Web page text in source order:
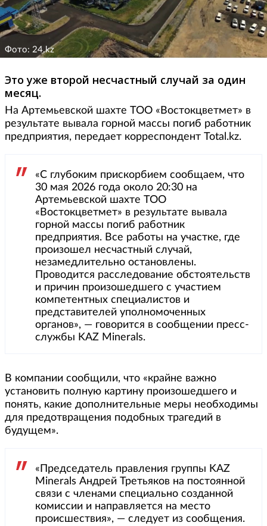
Фото: 24.kz
Это уже второй несчастный случай за один
месяц.
На Артемьевской шахте ТОО «Востокцветмет» в
результате вывала горной массы погиб работник
предприятия, передает корреспондент Total.kz.
«С глубоким прискорбием сообщаем, что
30 мая 2026 года около 20:30 на
Артемьевской шахте ТОО
«Востокцветмет» в результате вывала
горной массы погиб работник
предприятия. Все работы на участке, где
произошел несчастный случай,
незамедлительно остановлены.
Проводится расследование обстоятельств
и причин произошедшего с участием
компетентных специалистов и
представителей уполномоченных
органов», — говорится в сообщении пресс-
службы KAZ Minerals.
В компании сообщили, что «крайне важно
установить полную картину произошедшего и
понять, какие дополнительные меры необходимы
для предотвращения подобных трагедий в
будущем».
«Председатель правления группы KAZ
Minerals Андрей Третьяков на постоянной
связи с членами специально созданной
комиссии и направляется на место
происшествия», — следует из сообщения.